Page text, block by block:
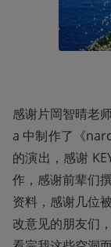
感谢片岡智晴老
a 中制作了《
的演出，感谢
作，感谢前辈们
资料，感谢几位
改意见的朋友们